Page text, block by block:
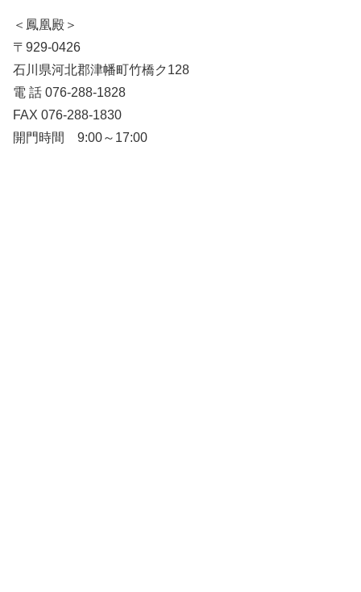
＜鳳凰殿＞
〒929-0426
石川県河北郡津幡町竹橋ク128
電 話 076-288-1828
FAX 076-288-1830
開門時間 9:00～17:00